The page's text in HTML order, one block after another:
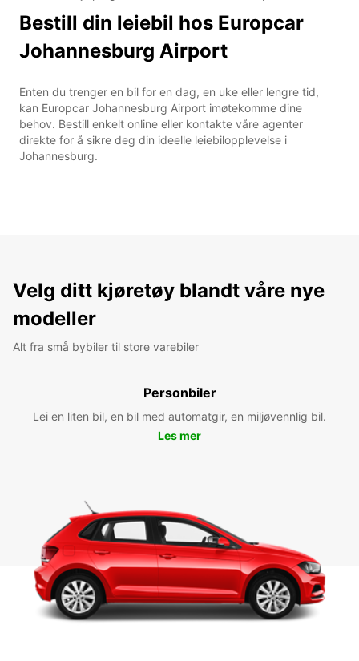
Bestill din leiebil hos Europcar
Johannesburg Airport
Enten du trenger en bil for en dag, en uke eller lengre tid,
kan Europcar Johannesburg Airport imøtekomme dine
behov. Bestill enkelt online eller kontakte våre agenter
direkte for å sikre deg din ideelle leiebilopplevelse i
Johannesburg.
Velg ditt kjøretøy blandt våre nye
modeller
Alt fra små bybiler til store varebiler
Personbiler
Lei en liten bil, en bil med automatgir, en miljøvennlig bil.
Les mer